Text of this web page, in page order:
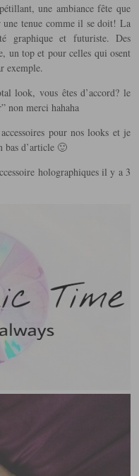
une ambiance fête que
une tenue comme il se doit! La
graphique et futuriste. Des
un top et pour celles qui osent
exemple.
look, vous êtes d’accord? le
non merci hahaha
pour nos looks et je
bas d’article 🙂
holographiques il y a 3